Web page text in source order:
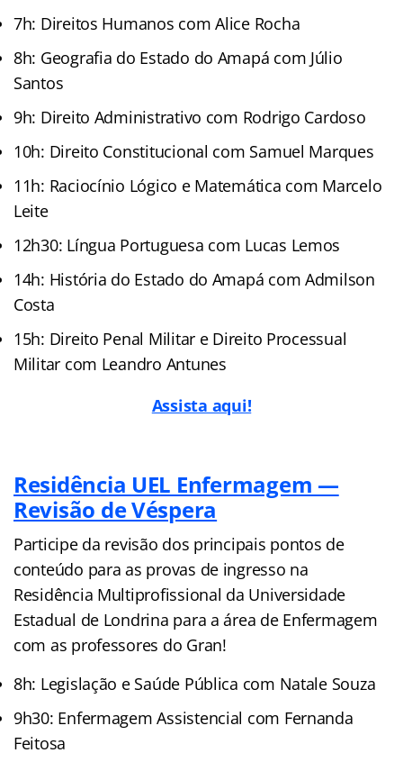
7h: Direitos Humanos com Alice Rocha
8h: Geografia do Estado do Amapá com Júlio
Santos
9h: Direito Administrativo com Rodrigo Cardoso
10h: Direito Constitucional com Samuel Marques
11h: Raciocínio Lógico e Matemática com Marcelo
Leite
12h30: Língua Portuguesa com Lucas Lemos
14h: História do Estado do Amapá com Admilson
Costa
15h: Direito Penal Militar e Direito Processual
Militar com Leandro Antunes
Assista aqui!
Residência UEL Enfermagem —
Revisão de Véspera
Participe da revisão dos principais pontos de
conteúdo para as provas de ingresso na
Residência Multiprofissional da Universidade
Estadual de Londrina para a área de Enfermagem
com as professores do Gran!
8h: Legislação e Saúde Pública com Natale Souza
9h30: Enfermagem Assistencial com Fernanda
Feitosa